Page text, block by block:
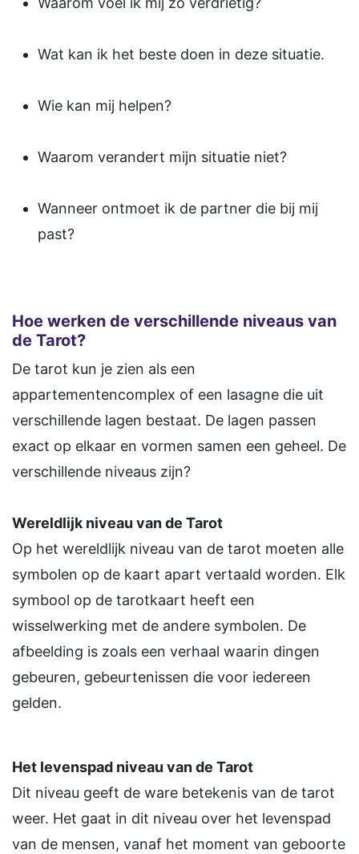
Wat kan ik het beste doen in deze situatie.
Wie kan mij helpen?
Waarom verandert mijn situatie niet?
Wanneer ontmoet ik de partner die bij mij
past?
Hoe werken de verschillende niveaus van
de Tarot?
De tarot kun je zien als een
appartementencomplex of een lasagne die uit
verschillende lagen bestaat. De lagen passen
exact op elkaar en vormen samen een geheel. De
verschillende niveaus zijn?
Wereldlijk niveau van de Tarot
Op het wereldlijk niveau van de tarot moeten alle
symbolen op de kaart apart vertaald worden. Elk
symbool op de tarotkaart heeft een
wisselwerking met de andere symbolen. De
afbeelding is zoals een verhaal waarin dingen
gebeuren, gebeurtenissen die voor iedereen
gelden.
Het levenspad niveau van de Tarot
Dit niveau geeft de ware betekenis van de tarot
weer. Het gaat in dit niveau over het levenspad
van de mensen, vanaf het moment van geboorte